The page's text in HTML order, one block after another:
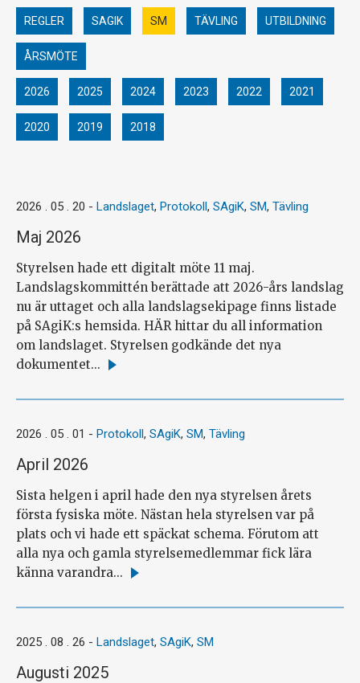
REGLER SAGIK SM TÄVLING UTBILDNING
ÅRSMÖTE
2026 2025 2024 2023 2022 2021
2020 2019 2018
2026 . 05 . 20 - Landslaget, Protokoll, SAgiK, SM, Tävling
Maj 2026
Styrelsen hade ett digitalt möte 11 maj.
Landslagskommittén berättade att 2026-års landslag
nu är uttaget och alla landslagsekipage finns listade
på SAgiK:s hemsida. HÄR hittar du all information
om landslaget. Styrelsen godkände det nya
dokumentet... Läs
2026 . 05 . 01 - Protokoll, SAgiK, SM, Tävling
April 2026
Sista helgen i april hade den nya styrelsen årets
första fysiska möte. Nästan hela styrelsen var på
plats och vi hade ett späckat schema. Förutom att
alla nya och gamla styrelsemedlemmar fick lära
känna varandra... Läs
2025 . 08 . 26 - Landslaget, SAgiK, SM
Augusti 2025